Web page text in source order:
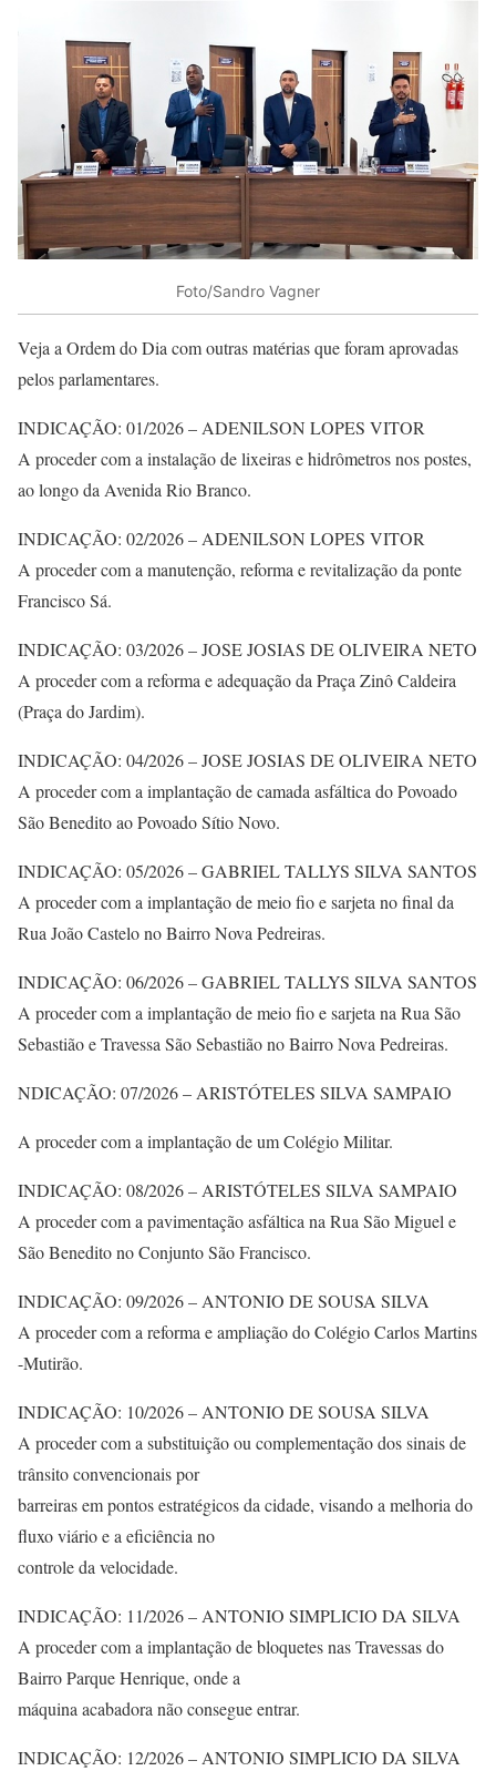
Foto/Sandro Vagner
Veja a Ordem do Dia com outras matérias que foram aprovadas
pelos parlamentares.
INDICAÇÃO: 01/2026 – ADENILSON LOPES VITOR
A proceder com a instalação de lixeiras e hidrômetros nos postes,
ao longo da Avenida Rio Branco.
INDICAÇÃO: 02/2026 – ADENILSON LOPES VITOR
A proceder com a manutenção, reforma e revitalização da ponte
Francisco Sá.
INDICAÇÃO: 03/2026 – JOSE JOSIAS DE OLIVEIRA NETO
A proceder com a reforma e adequação da Praça Zinô Caldeira
(Praça do Jardim).
INDICAÇÃO: 04/2026 – JOSE JOSIAS DE OLIVEIRA NETO
A proceder com a implantação de camada asfáltica do Povoado
São Benedito ao Povoado Sítio Novo.
INDICAÇÃO: 05/2026 – GABRIEL TALLYS SILVA SANTOS
A proceder com a implantação de meio fio e sarjeta no final da
Rua João Castelo no Bairro Nova Pedreiras.
INDICAÇÃO: 06/2026 – GABRIEL TALLYS SILVA SANTOS
A proceder com a implantação de meio fio e sarjeta na Rua São
Sebastião e Travessa São Sebastião no Bairro Nova Pedreiras.
NDICAÇÃO: 07/2026 – ARISTÓTELES SILVA SAMPAIO
A proceder com a implantação de um Colégio Militar.
INDICAÇÃO: 08/2026 – ARISTÓTELES SILVA SAMPAIO
A proceder com a pavimentação asfáltica na Rua São Miguel e
São Benedito no Conjunto São Francisco.
INDICAÇÃO: 09/2026 – ANTONIO DE SOUSA SILVA
A proceder com a reforma e ampliação do Colégio Carlos Martins
-Mutirão.
INDICAÇÃO: 10/2026 – ANTONIO DE SOUSA SILVA
A proceder com a substituição ou complementação dos sinais de
trânsito convencionais por
barreiras em pontos estratégicos da cidade, visando a melhoria do
fluxo viário e a eficiência no
controle da velocidade.
INDICAÇÃO: 11/2026 – ANTONIO SIMPLICIO DA SILVA
A proceder com a implantação de bloquetes nas Travessas do
Bairro Parque Henrique, onde a
máquina acabadora não consegue entrar.
INDICAÇÃO: 12/2026 – ANTONIO SIMPLICIO DA SILVA